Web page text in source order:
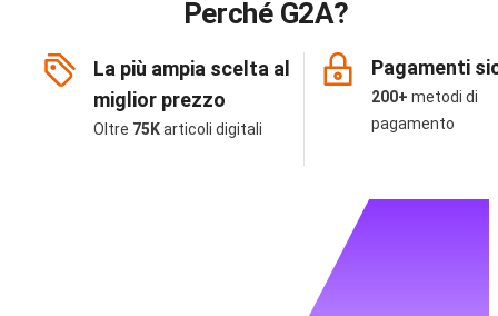
Perché G2A?
La più ampia scelta al
miglior prezzo
Oltre 75Karticoli digitali
Pagamenti
200+ metodi di
pagamento